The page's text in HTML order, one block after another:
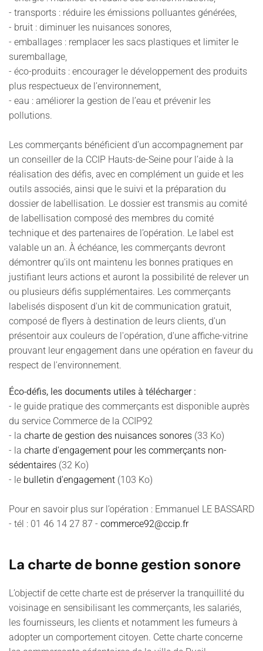
- transports : réduire les émissions polluantes générées,
- bruit : diminuer les nuisances sonores,
- emballages : remplacer les sacs plastiques et limiter le
suremballage,
- éco-produits : encourager le développement des produits
plus respectueux de l’environnement,
- eau : améliorer la gestion de l’eau et prévenir les
pollutions.
Les commerçants bénéficient d’un accompagnement par
un conseiller de la CCIP Hauts-de-Seine pour l’aide à la
réalisation des défis, avec en complément un guide et les
outils associés, ainsi que le suivi et la préparation du
dossier de labellisation. Le dossier est transmis au comité
de labellisation composé des membres du comité
technique et des partenaires de l’opération. Le label est
valable un an. À échéance, les commerçants devront
démontrer qu'ils ont maintenu les bonnes pratiques en
justifiant leurs actions et auront la possibilité de relever un
ou plusieurs défis supplémentaires. Les commerçants
labelisés disposent d'un kit de communication gratuit,
composé de flyers à destination de leurs clients, d'un
présentoir aux couleurs de l'opération, d'une affiche-vitrine
prouvant leur engagement dans une opération en faveur du
respect de l'environnement.
Éco-défis, les documents utiles à télécharger :
- le guide pratique des commerçants est disponible auprès
du service Commerce de la CCIP92
- la charte de gestion des nuisances sonores (33 Ko)
- la charte d'engagement pour les commerçants non-
sédentaires (32 Ko)
- le bulletin d'engagement (103 Ko)
Pour en savoir plus sur l’opération : Emmanuel LE BASSARD
- tél : 01 46 14 27 87 - commerce92@ccip.fr
La charte de bonne gestion sonore
L’objectif de cette charte est de préserver la tranquillité du
voisinage en sensibilisant les commerçants, les salariés,
les fournisseurs, les clients et notamment les fumeurs à
adopter un comportement citoyen. Cette charte concerne